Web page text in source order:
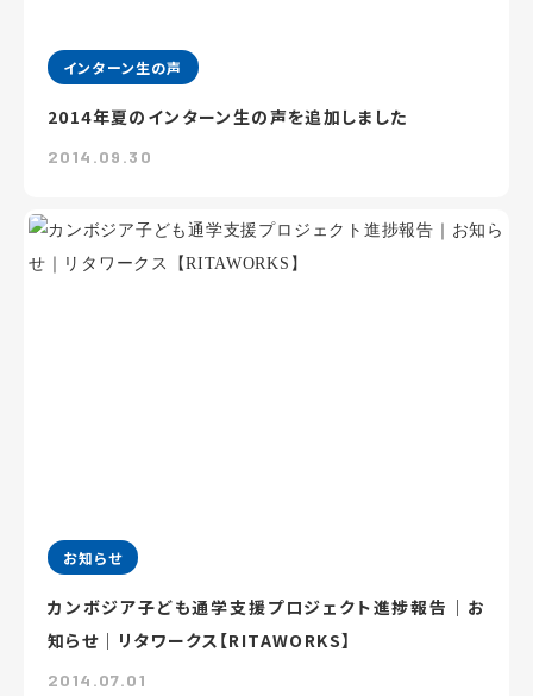
インターン生の声
2014年夏のインターン生の声を追加しました
2014.09.30
お知らせ
カンボジア子ども通学支援プロジェクト進捗報告｜お
知らせ｜リタワークス【RITAWORKS】
2014.07.01